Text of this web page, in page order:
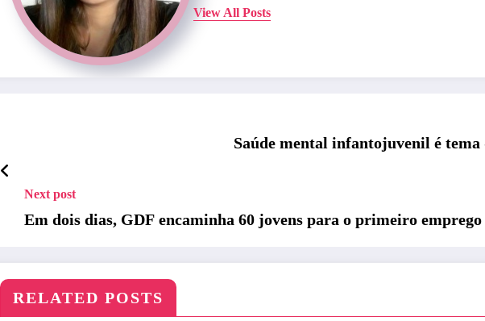
View All Posts
Saúde mental infantojuvenil é tema
Next post
Em dois dias, GDF encaminha 60 jovens para o primeiro emprego
RELATED POSTS